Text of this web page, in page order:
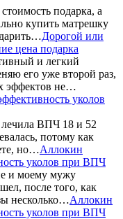
подарка, а
купить матрешку
Дорогой или
цена подарка
и легкий
его уже второй раз,
эффектов не…
уколов
ВПЧ 18 и 52
потому как
но…Аллокин
уколов при ВПЧ
и моему мужу
после того, как
несколько…Аллокин
уколов при ВПЧ